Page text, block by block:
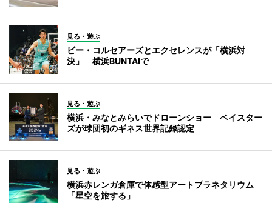
見る・遊ぶ
ビー・コルセアーズとエクセレンスが「横浜対
決」 横浜BUNTAIで
見る・遊ぶ
横浜・みなとみらいでドローンショー ベイスター
ズが球団初のギネス世界記録認定
見る・遊ぶ
横浜赤レンガ倉庫で体感型アートプラネタリウム
「星空を旅する」